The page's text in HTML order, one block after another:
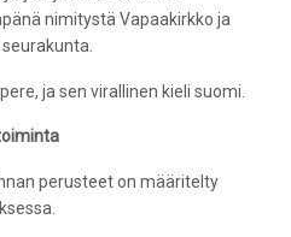
nimitystä Vapaakirkko ja
ja sen virallinen kieli suomi.
perusteet on määritelty